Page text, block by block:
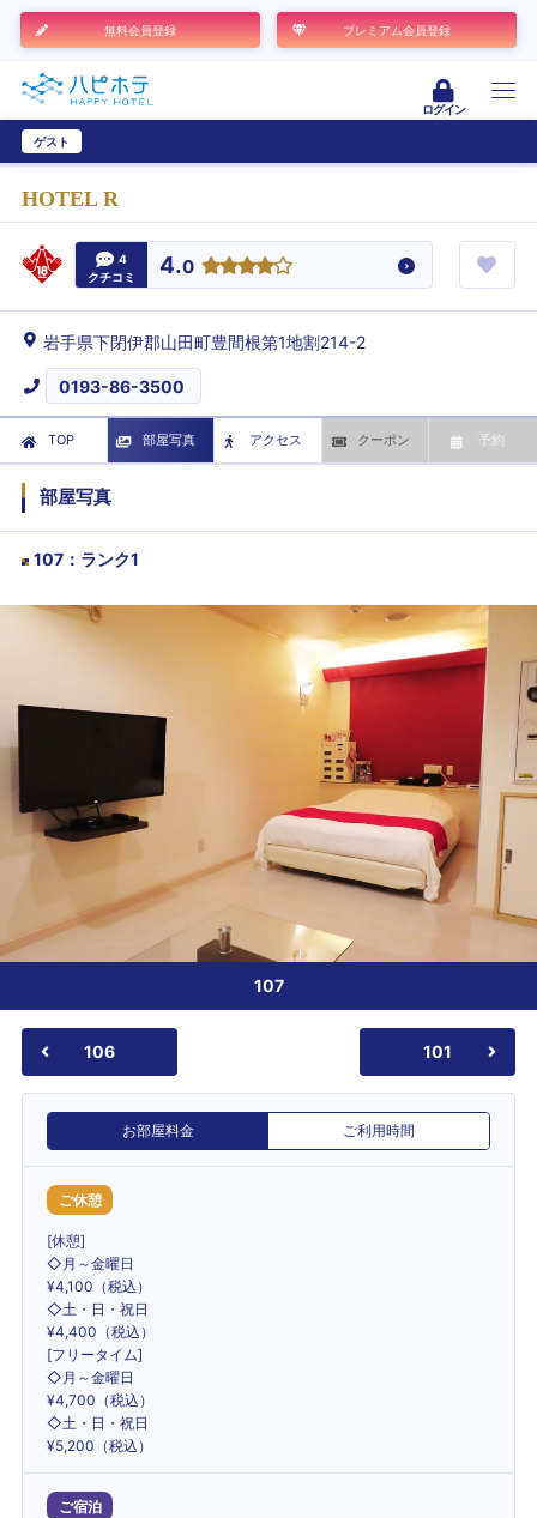
無料会員登録 プレミアム会員登録
ログイン
ゲスト
HOTEL R
4
クチコミ
4.0
岩手県下閉伊郡山田町豊間根第1地割214-2
0193-86-3500
TOP 部屋写真 アクセス クーポン 予約
部屋写真
107 ： ランク1
107
106 101
お部屋料金 ご利用時間
ご休憩
[休憩]
◇月～金曜日
¥4,100（税込）
◇土・日・祝日
¥4,400（税込）
[フリータイム]
◇月～金曜日
¥4,700（税込）
◇土・日・祝日
¥5,200（税込）
ご宿泊